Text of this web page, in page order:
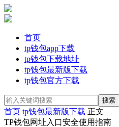
首页
tp钱包app下载
tp钱包下载地址
tp钱包最新版下载
tp钱包官方下载
首页 tp钱包最新版下载 正文
TP钱包网址入口安全使用指南